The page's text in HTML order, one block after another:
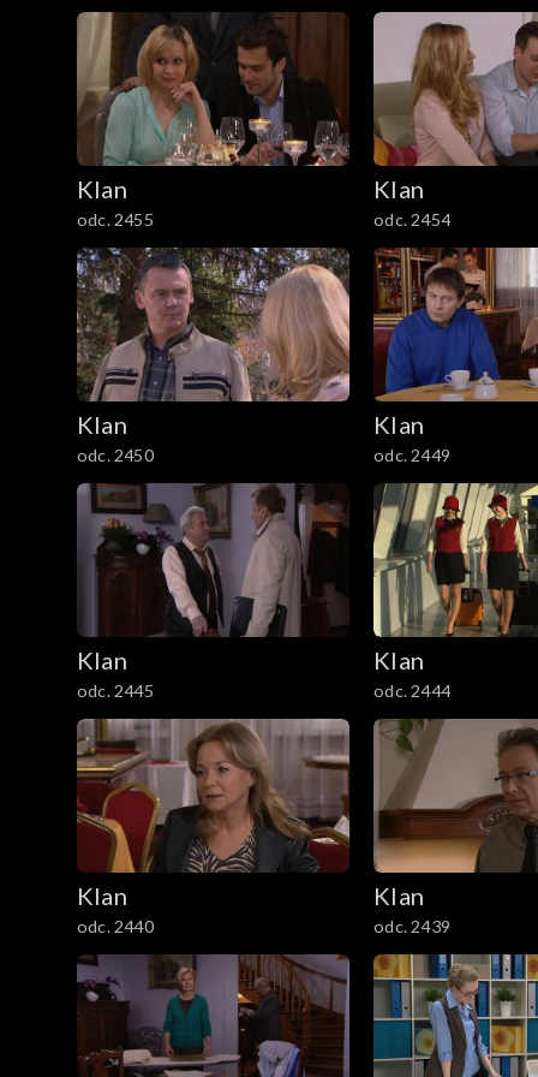
1101–1200
1001–1100
901–1000
801–900
701–800
601–700
501–600
401–500
301–400
201–300
101–200
1–100
Klan
odc. 2455
Klan
odc. 2454
Klan
odc. 2450
Klan
odc. 2449
Klan
odc. 2445
Klan
odc. 2444
Klan
odc. 2440
Klan
odc. 2439